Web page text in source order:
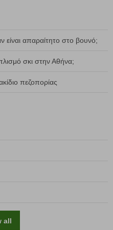
είναι απαραίτητο στο βουνό;
σκι στην Αθήνα;
πεζοπορίας
all